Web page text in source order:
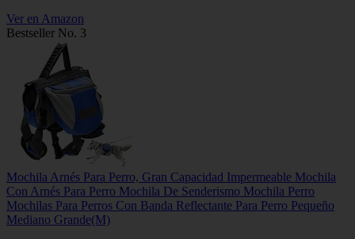
Ver en Amazon
Bestseller No. 3
Mochila Arnés Para Perro, Gran Capacidad Impermeable Mochila
Con Arnés Para Perro Mochila De Senderismo Mochila Perro
Mochilas Para Perros Con Banda Reflectante Para Perro Pequeño
Mediano Grande(M)